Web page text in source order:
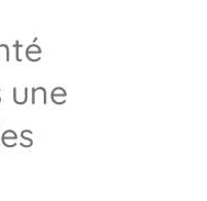
une